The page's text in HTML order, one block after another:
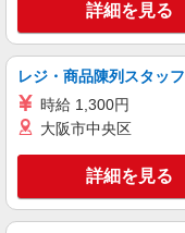
詳細を見る
レジ・商品陳列スタッフ
時給 1,300円
大阪市中央区
詳細を見る